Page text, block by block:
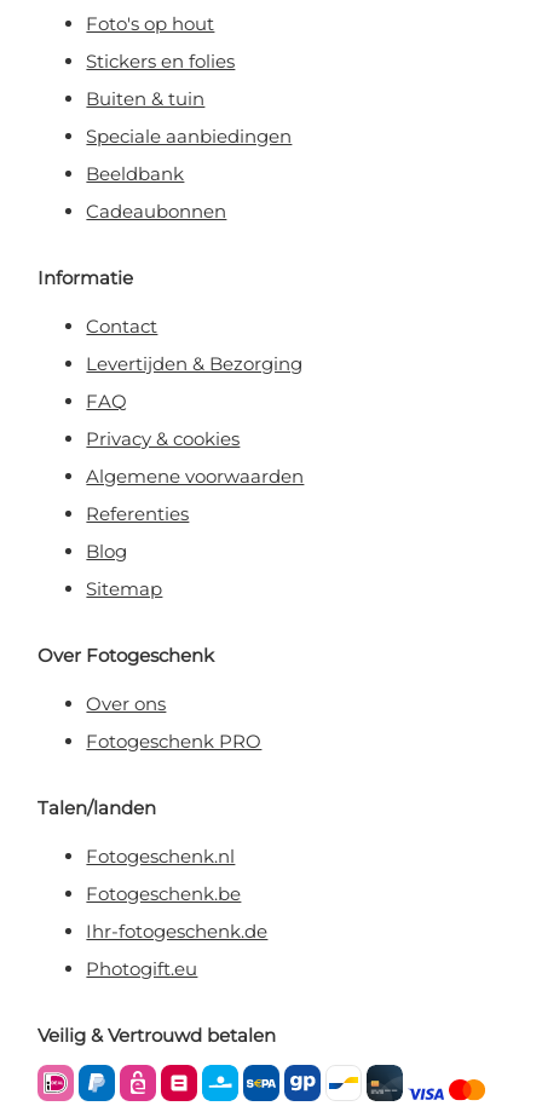
Foto's op hout
Stickers en folies
Buiten & tuin
Speciale aanbiedingen
Beeldbank
Cadeaubonnen
Informatie
Contact
Levertijden & Bezorging
FAQ
Privacy & cookies
Algemene voorwaarden
Referenties
Blog
Sitemap
Over Fotogeschenk
Over ons
Fotogeschenk PRO
Talen/landen
Fotogeschenk.nl
Fotogeschenk.be
Ihr-fotogeschenk.de
Photogift.eu
Veilig & Vertrouwd betalen